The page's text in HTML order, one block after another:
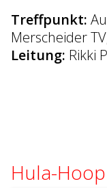
Treffpunkt:
Merscheider
Leitung: Rikki
Hula-Hoop